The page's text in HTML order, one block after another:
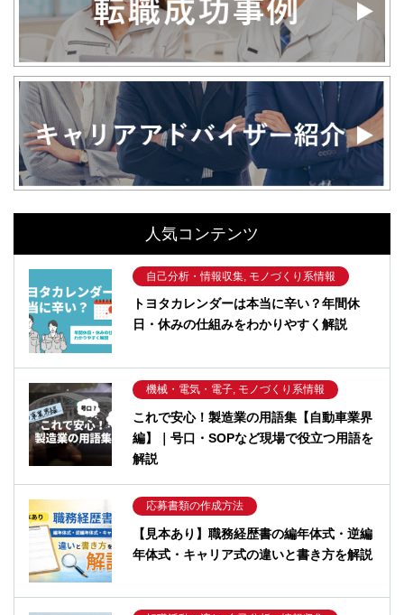
人気コンテンツ
自己分析・情報収集, モノづくり系情報
トヨタカレンダーは本当に辛い？年間休
日・休みの仕組みをわかりやすく解説
機械・電気・電子, モノづくり系情報
これで安心！製造業の用語集【自動車業界
編】｜号口・SOPなど現場で役立つ用語を
解説
応募書類の作成方法
【見本あり】職務経歴書の編年体式・逆編
年体式・キャリア式の違いと書き方を解説